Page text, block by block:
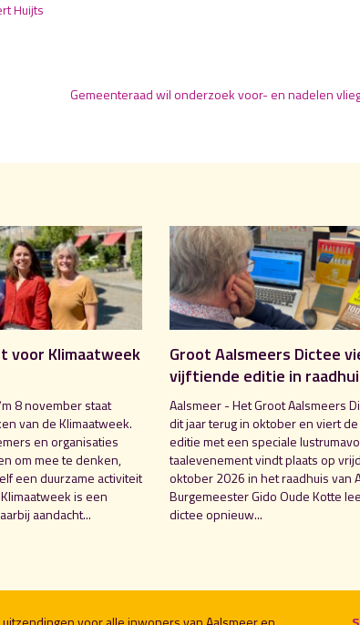
Huijts
Gemeenteraad wil onderzoek voor- en nadelen
voor Klimaatweek
8 november staat
van de Klimaatweek.
en organisaties
om mee te denken,
een duurzame activiteit
is een
aandacht...
Groot Aalsmeers Dictee
vijftiende editie in
Aalsmeer - Het Groot Aalsmeers
dit jaar terug in oktober en viert
editie met een speciale
taalevenement vindt plaats op
oktober 2026 in het raadhuis van
Burgemeester Gido Oude Kotte
dictee opnieuw...